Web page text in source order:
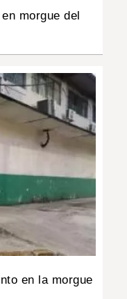
morgue del
en la morgue